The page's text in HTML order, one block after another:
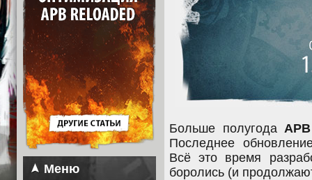
Меню
Больше полугода
Последнее
Всё это время
боролись (и